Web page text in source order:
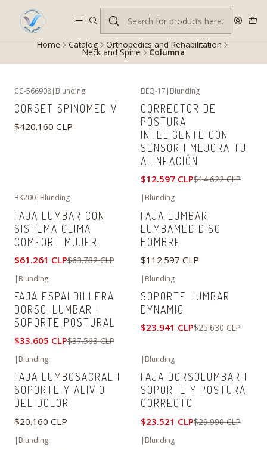
Despacho gratis en RM desde $100.000. Revisa las condiciones.
Home Catalog Orthopedics and Rehabilitation
Neck and Spine Columna
CC-566908| Blunding
CORSET SPINOMED V
$420.160 CLP
BEQ-17 | Blunding
CORRECTOR DE
POSTURA
INTELIGENTE CON
SENSOR | MEJORA TU
ALINEACIÓN
$12.597 CLP$14.622 CLP
BK200| Blunding
FAJA LUMBAR CON
SISTEMA CLIMA
COMFORT MUJER
$61.261 CLP$63.782 CLP
| Blunding
FAJA LUMBAR
LUMBAMED DISC
HOMBRE
$112.597 CLP
| Blunding
FAJA ESPALDILLERA
DORSO-LUMBAR |
SOPORTE POSTURAL
$33.605 CLP$37.563 CLP
| Blunding
SOPORTE LUMBAR
DYNAMIC
$23.941 CLP$25.630 CLP
| Blunding
FAJA LUMBOSACRAL |
SOPORTE Y ALIVIO
DEL DOLOR
$20.160 CLP
| Blunding
FAJA DORSOLUMBAR |
SOPORTE Y POSTURA
CORRECTO
$23.521 CLP$29.990 CLP
| Blunding | Blunding